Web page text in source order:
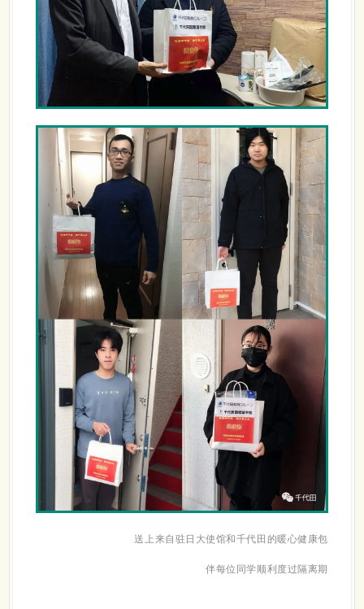
送上来自驻日大使馆和千代田的暖心健康包
伴每位同学顺利度过隔离期